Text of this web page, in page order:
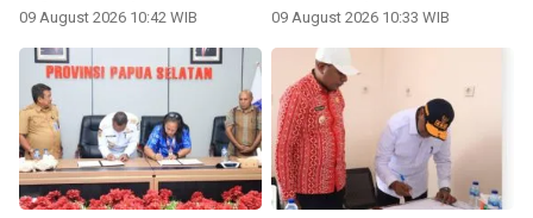
aparatur
09 August 2026 10:42 WIB 09 August 2026 10:33 WIB